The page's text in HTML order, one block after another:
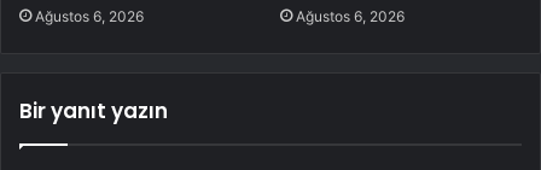
Ağustos 6, 2026 Ağustos 6, 2026
Bir yanıt yazın